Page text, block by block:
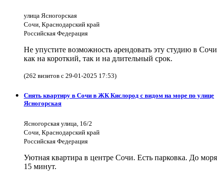
улица Ясногорская
Сочи, Краснодарский край
Российская Федерация
Не упустите возможность арендовать эту студию в Сочи
как на короткий, так и на длительный срок.
(262 визитов с 29-01-2025 17:53)
Снять квартиру в Сочи в ЖК Кислород с видом на море по улице
Ясногорская
Ясногорская улица, 16/2
Сочи, Краснодарский край
Российская Федерация
Уютная квартира в центре Сочи. Есть парковка. До моря
15 минут.